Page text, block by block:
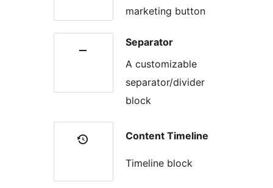
marketing button
Separator
A customizable
separator/divider
block
Content Timeline
Timeline block